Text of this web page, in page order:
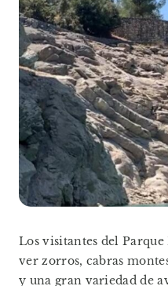
Los visitantes del
ver zorros, cabras
y una gran variedad de